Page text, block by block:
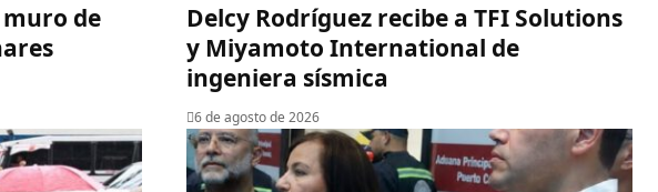
de
Delcy Rodríguez recibe a TFI Solutions
y Miyamoto International de
ingeniera sísmica
6 de agosto de 2026